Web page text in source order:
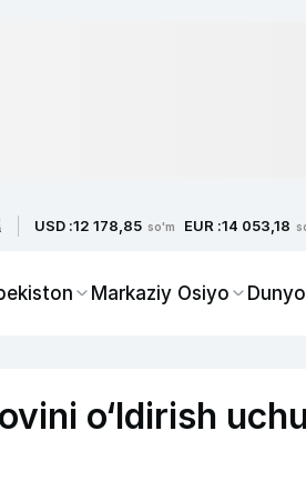
USD :12 178,85 so'm EUR :14 053,18
Markaziy Osiyo Dunyo
o‘ldirish